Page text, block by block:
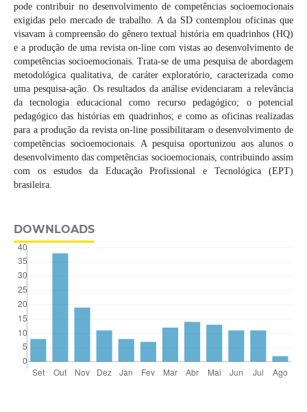
pode contribuir no desenvolvimento de competências socioemocionais
exigidas pelo mercado de trabalho. A da SD contemplou oficinas que
visavam à compreensão do gênero textual história em quadrinhos (HQ)
e a produção de uma revista on-line com vistas ao desenvolvimento de
competências socioemocionais. Trata-se de uma pesquisa de abordagem
metodológica qualitativa, de caráter exploratório, caracterizada como
uma pesquisa-ação. Os resultados da análise evidenciaram a relevância
da tecnologia educacional como recurso pedagógico; o potencial
pedagógico das histórias em quadrinhos; e como as oficinas realizadas
para a produção da revista on-line possibilitaram o desenvolvimento de
competências socioemocionais. A pesquisa oportunizou aos alunos o
desenvolvimento das competências socioemocionais, contribuindo assim
com os estudos da Educação Profissional e Tecnológica (EPT)
brasileira.
DOWNLOADS